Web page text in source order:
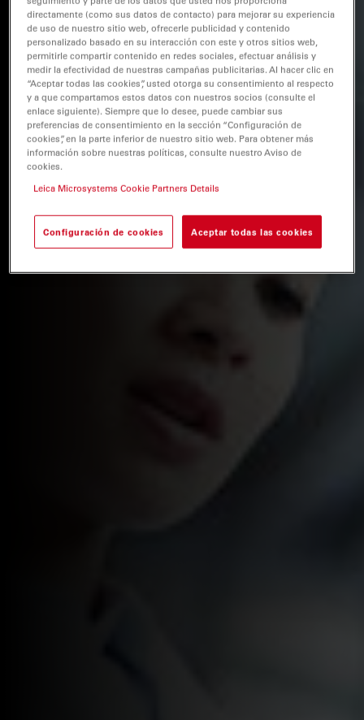
directamente (como sus datos de contacto) para mejorar su experiencia
de uso de nuestro sitio web, ofrecerle publicidad y contenido
personalizado basado en su interacción con este y otros sitios web,
permitirle compartir contenido en redes sociales, efectuar análisis y
medir la efectividad de nuestras campañas publicitarias. Al hacer clic en
“Aceptar todas las cookies”, usted otorga su consentimiento al respecto
y a que compartamos estos datos con nuestros socios (consulte el
enlace siguiente). Siempre que lo desee, puede cambiar sus
preferencias de consentimiento en la sección “Configuración de
cookies”, en la parte inferior de nuestro sitio web. Para obtener más
información sobre nuestras políticas, consulte nuestro Aviso de
cookies.
Leica Microsystems Cookie Partners Details
Configuración de cookies Aceptar todas las cookies